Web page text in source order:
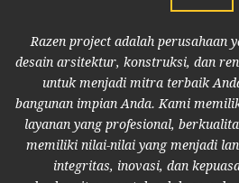
Razen project adalah perusahaan
desain arsitektur, konstruksi, dan
untuk menjadi mitra terbaik
bangunan impian Anda. Kami
layanan yang profesional,
memiliki nilai-nilai yang menjadi
integritas, inovasi, dan